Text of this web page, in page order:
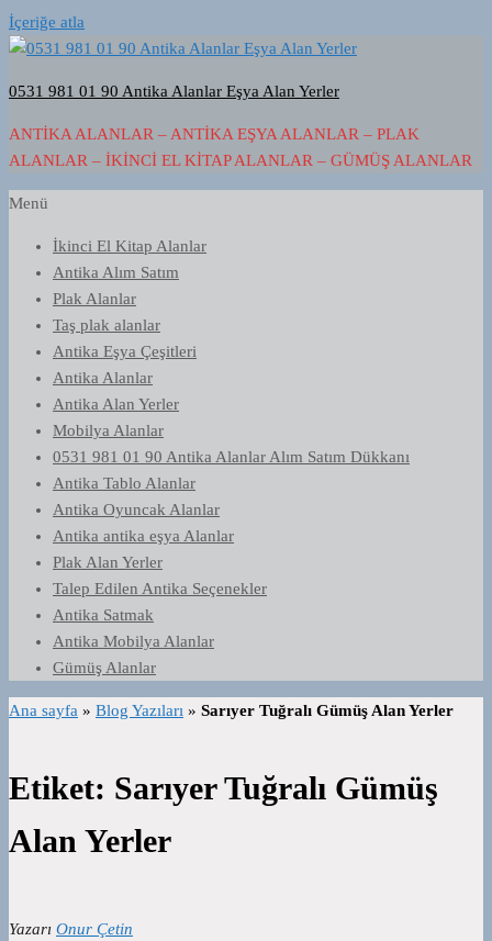
İçeriğe atla
0531 981 01 90 Antika Alanlar Eşya Alan Yerler
ANTIKA ALANLAR – ANTIKA EŞYA ALANLAR – PLAK
ALANLAR – İKINCI EL KITAP ALANLAR – GÜMÜŞ ALANLAR
Menü
İkinci El Kitap Alanlar
Antika Alım Satım
Plak Alanlar
Taş plak alanlar
Antika Eşya Çeşitleri
Antika Alanlar
Antika Alan Yerler
Mobilya Alanlar
0531 981 01 90 Antika Alanlar Alım Satım Dükkanı
Antika Tablo Alanlar
Antika Oyuncak Alanlar
Antika antika eşya Alanlar
Plak Alan Yerler
Talep Edilen Antika Seçenekler
Antika Satmak
Antika Mobilya Alanlar
Gümüş Alanlar
Ana sayfa » Blog Yazıları » Sarıyer Tuğralı Gümüş Alan Yerler
Etiket: Sarıyer Tuğralı Gümüş
Alan Yerler
Yazarı Onur Çetin